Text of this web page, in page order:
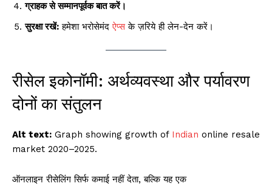
ग्राहक से सम्मानपूर्वक बात करें।
सुरक्षा रखें: हमेशा भरोसेमंदऐप्सके ज़रिये ही लेन-देन करें।
रीसेल इकोनॉमी: अर्थव्यवस्था और पर्यावरण
दोनों का संतुलन
Alt text: Graph showing growth of Indian online resale
market 2020–2025.
ऑनलाइन रीसेलिंग सिर्फ कमाई नहीं देता, बल्कि यह एक